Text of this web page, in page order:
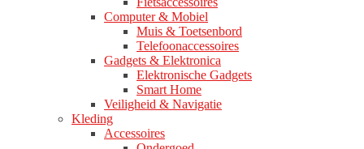
Computer & Mobiel
Muis & Toetsenbord
Telefoonaccessoires
Gadgets & Elektronica
Elektronische Gadgets
Smart Home
Veiligheid & Navigatie
Kleding
Accessoires